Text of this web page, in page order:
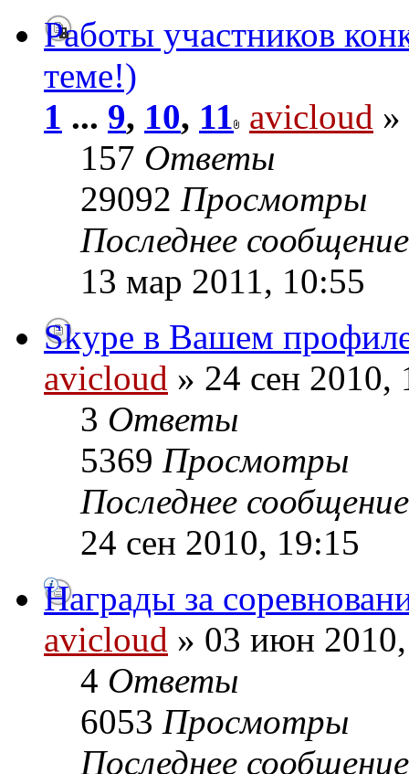
Работы участников
теме!)
1 ... 9, 10, 11 avicloud »
157 Ответы
29092 Просмотры
Последнее
13 мар 2011, 10:55
Skype в Вашем
avicloud » 24 сен 2010,
3 Ответы
5369 Просмотры
Последнее
24 сен 2010, 19:15
Награды за
avicloud » 03 июн
4 Ответы
6053 Просмотры
Последнее